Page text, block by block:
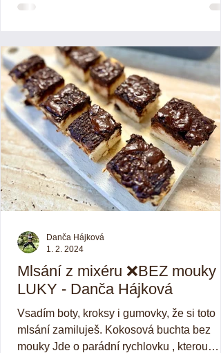
Mlsání z mixéru ❌BEZ mouky -
LUKY - Danča Hájková
Vsadím boty, kroksy i gumovky, že si toto
mlsání zamiluješ. Kokosová buchta bez
mouky Jde o parádní rychlovku , kterou
Danča Hájková
1. 2. 2024